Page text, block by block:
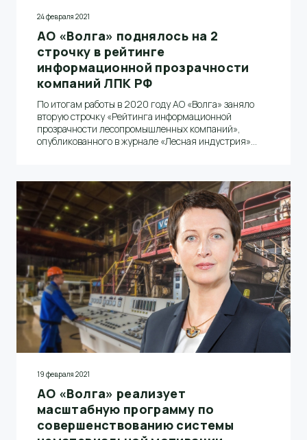
24 февраля 2021
АО «Волга» поднялось на 2
строчку в рейтинге
информационной прозрачности
компаний ЛПК РФ
По итогам работы в 2020 году АО «Волга» заняло
вторую строчку «Рейтинга информационной
прозрачности лесопромышленных компаний»,
опубликованного в журнале «Лесная индустрия»
19 февраля 2021
АО «Волга» реализует
масштабную программу по
совершенствованию системы